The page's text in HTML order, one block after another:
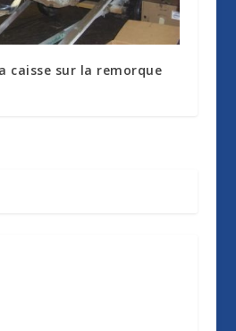
caisse sur la remorque